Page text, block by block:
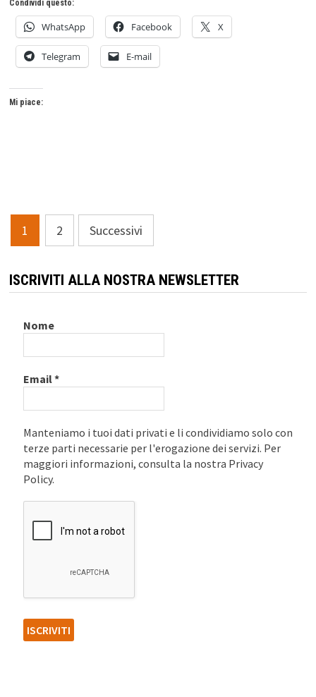
Condividi questo:
WhatsApp Facebook X
Telegram E-mail
Mi piace:
Paginazione
degli
articoli
1 2 Successivi
ISCRIVITI ALLA NOSTRA NEWSLETTER
Nome
Email*
Manteniamo i tuoi dati privati e li condividiamo solo con
terze parti necessarie per l'erogazione dei servizi. Per
maggiori informazioni, consulta la nostra Privacy
Policy.